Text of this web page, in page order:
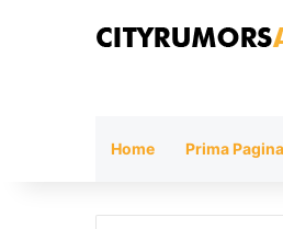
Home Prima Pagina